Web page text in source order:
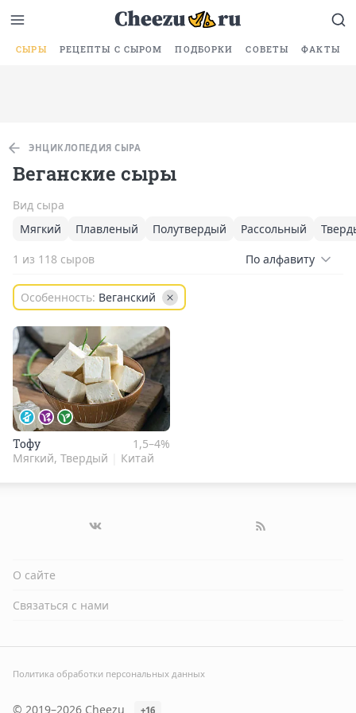
СЫРЫ РЕЦЕПТЫ С СЫРОМ ПОДБОРКИ СОВЕТЫ ФАКТЫ
ЭНЦИКЛОПЕДИЯ СЫРА
Веганские сыры
Вид сыра
Мягкий
Плавленый Полутвердый Рассольный
1 из 118 сыров
По алфавиту
Особенность: Веганский
Тофу
1,5–4%
Мягкий, Твердый
Китай
О сайте
Связаться с нами
© 2019–2026 Cheezu +16
Политика обработки персональных данных